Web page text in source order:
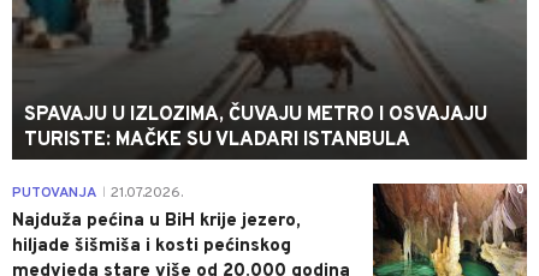
SPAVAJU U IZLOZIMA, ČUVAJU METRO I OSVAJAJU
TURISTE: MAČKE SU VLADARI ISTANBULA
0
PUTOVANJA 21.07.2026.
Najduža pećina u BiH krije jezero,
hiljade šišmiša i kosti pećinskog